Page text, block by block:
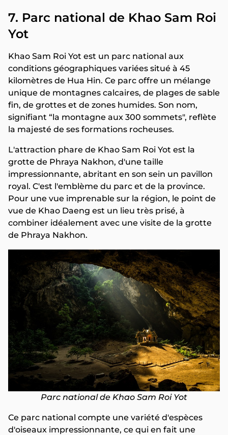
7. Parc national de Khao Sam Roi
Yot
Khao Sam Roi Yot est un parc national aux
conditions géographiques variées situé à 45
kilomètres de Hua Hin. Ce parc offre un mélange
unique de montagnes calcaires, de plages de sable
fin, de grottes et de zones humides. Son nom,
signifiant “la montagne aux 300 sommets", reflète
la majesté de ses formations rocheuses.
L'attraction phare de Khao Sam Roi Yot est la
grotte de Phraya Nakhon, d'une taille
impressionnante, abritant en son sein un pavillon
royal. C'est l'emblème du parc et de la province.
Pour une vue imprenable sur la région, le point de
vue de Khao Daeng est un lieu très prisé, à
combiner idéalement avec une visite de la grotte
de Phraya Nakhon.
Parc national de Khao Sam Roi Yot
Ce parc national compte une variété d'espèces
d'oiseaux impressionnante, ce qui en fait une